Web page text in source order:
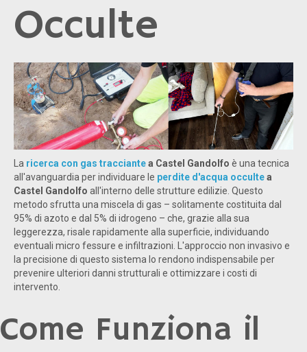
Occulte
La ricerca con gas tracciantea Castel Gandolfo è una tecnica
all'avanguardia per individuare le perdite d'acqua occultea
Castel Gandolfo all'interno delle strutture edilizie. Questo
metodo sfrutta una miscela di gas – solitamente costituita dal
95% di azoto e dal 5% di idrogeno – che, grazie alla sua
leggerezza, risale rapidamente alla superficie, individuando
eventuali micro fessure e infiltrazioni. L'approccio non invasivo e
la precisione di questo sistema lo rendono indispensabile per
prevenire ulteriori danni strutturali e ottimizzare i costi di
intervento.
Come Funziona il